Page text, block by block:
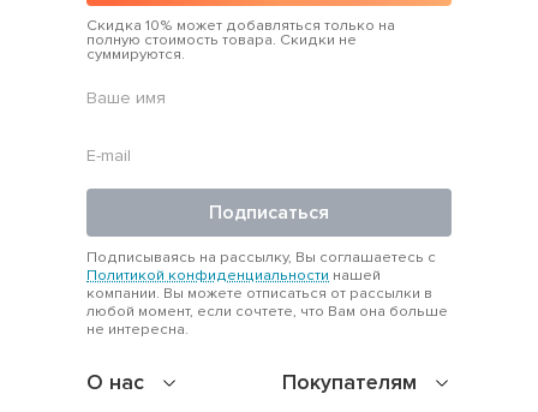
О нас Покупателям
Скидка 10% может добавляться только на
полную стоимость товара. Скидки не
суммируются.
Подписаться
Подписываясь на рассылку, Вы соглашаетесь с
Политикой конфиденциальности нашей
компании. Вы можете отписаться от рассылки в
любой момент, если сочтете, что Вам она больше
не интересна.